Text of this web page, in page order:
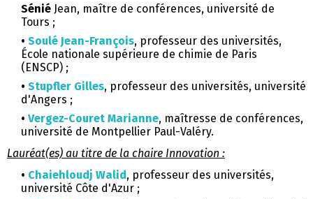
Sénié Jean, maître de conférences, université de
Tours ;
• Soulé Jean-François, professeur des universités,
École nationale supérieure de chimie de Paris
(ENSCP) ;
• Stupfler Gilles, professeur des universités, université
d'Angers ;
• Vergez-Couret Marianne, maîtresse de conférences,
université de Montpellier Paul-Valéry.
Lauréat(es) au titre de la chaire Innovation :
• Chaiehloudj Walid, professeur des universités,
université Côte d'Azur ;